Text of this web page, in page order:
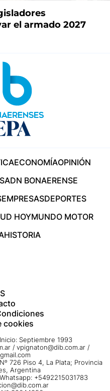
el armado 2027
ECONOMÍAOPINIÓN
ADN BONAERENSE
EMPRESASDEPORTES
HOYMUNDO MOTOR
HISTORIA
cookies
Septiembre 1993
/ vpignaton@dib.com.ar /
726 Piso 4, La Plata; Provincia
Argentina
+5492215031783